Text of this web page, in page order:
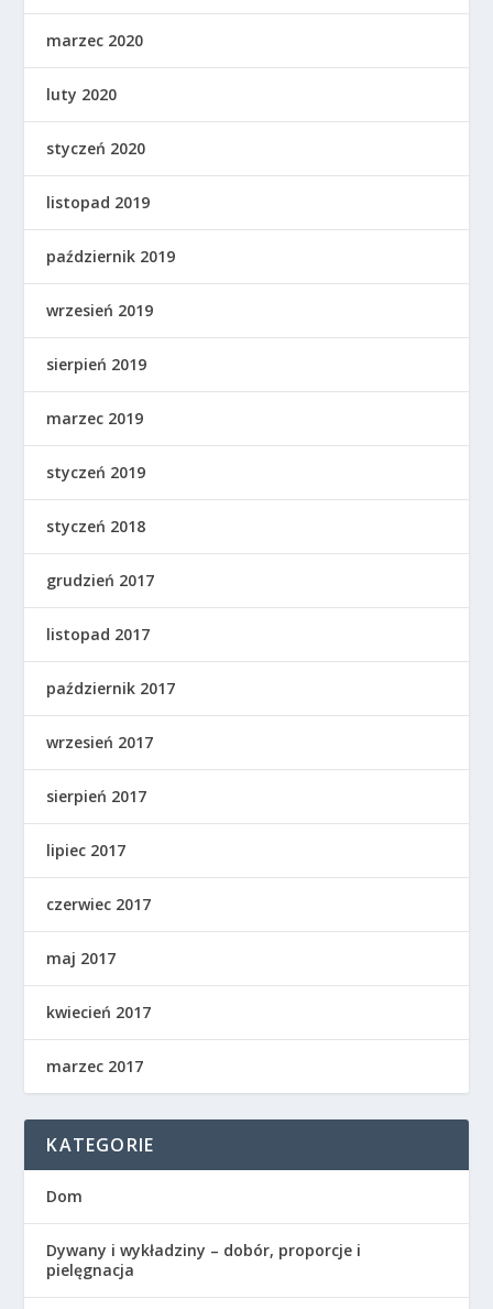
marzec 2020
luty 2020
styczeń 2020
listopad 2019
październik 2019
wrzesień 2019
sierpień 2019
marzec 2019
styczeń 2019
styczeń 2018
grudzień 2017
listopad 2017
październik 2017
wrzesień 2017
sierpień 2017
lipiec 2017
czerwiec 2017
maj 2017
kwiecień 2017
marzec 2017
KATEGORIE
Dom
Dywany i wykładziny – dobór, proporcje i
pielęgnacja